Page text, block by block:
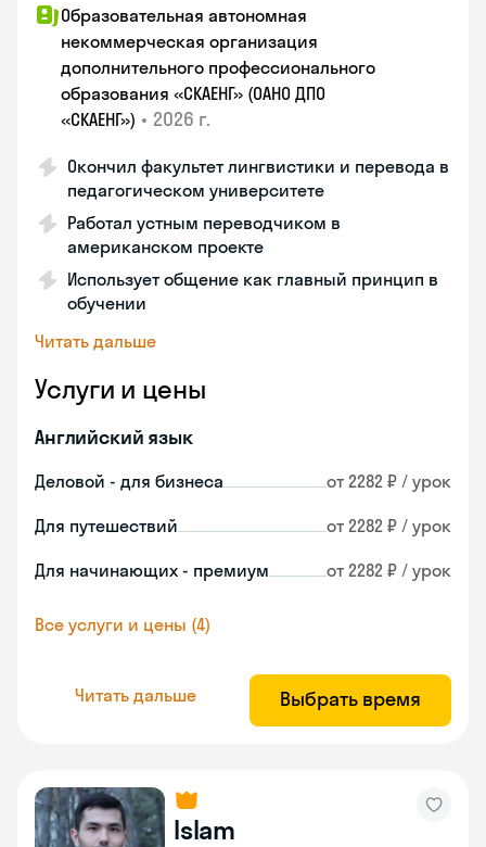
Образовательная автономная
некоммерческая организация
дополнительного профессионального
образования «СКАЕНГ» (ОАНО ДПО
«СКАЕНГ») • 2026 г.
Окончил факультет лингвистики и перевода в
педагогическом университете
Работал устным переводчиком в
американском проекте
Использует общение как главный принцип в
обучении
Читать дальше
Услуги и цены
Английский язык
Деловой - для бизнеса от 2282 ₽ / урок
Для путешествий от 2282 ₽ / урок
Для начинающих - премиум от 2282 ₽ / урок
Все услуги и цены (4)
Читать дальше Выбрать время
Islam